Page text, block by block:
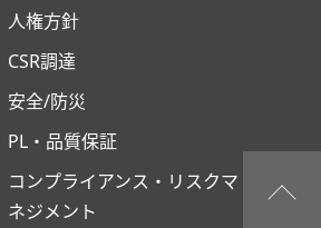
人権方針
CSR調達
安全/防災
PL・品質保証
コンプライアンス・リスクマ
ネジメント